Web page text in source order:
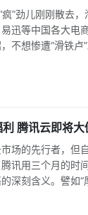
疯”劲儿刚刚散去
迅等中国各大电
不想惨遭“滑铁卢
腾讯云即将大
场的先行者，但
讯用三个月的时
深刻含义。譬如“
媒体之上，让许